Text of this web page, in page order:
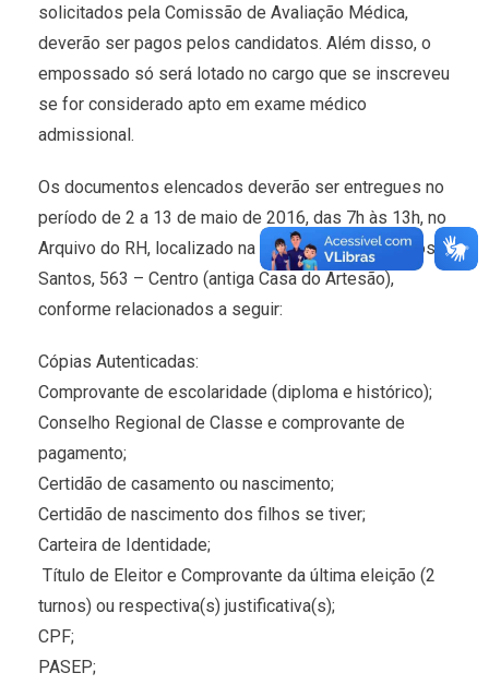
solicitados pela Comissão de Avaliação Médica,
deverão ser pagos pelos candidatos. Além disso, o
empossado só será lotado no cargo que se inscreveu
se for considerado apto em exame médico
admissional.
Os documentos elencados deverão ser entregues no
período de 2 a 13 de maio de 2016, das 7h às 13h, no
Arquivo do RH, localizado na Av. Antônio Trajano dos
Santos, 563 – Centro (antiga Casa do Artesão),
conforme relacionados a seguir:
Cópias Autenticadas:
Comprovante de escolaridade (diploma e histórico);
Conselho Regional de Classe e comprovante de
pagamento;
Certidão de casamento ou nascimento;
Certidão de nascimento dos filhos se tiver;
Carteira de Identidade;
Título de Eleitor e Comprovante da última eleição (2
turnos) ou respectiva(s) justificativa(s);
CPF;
PASEP;